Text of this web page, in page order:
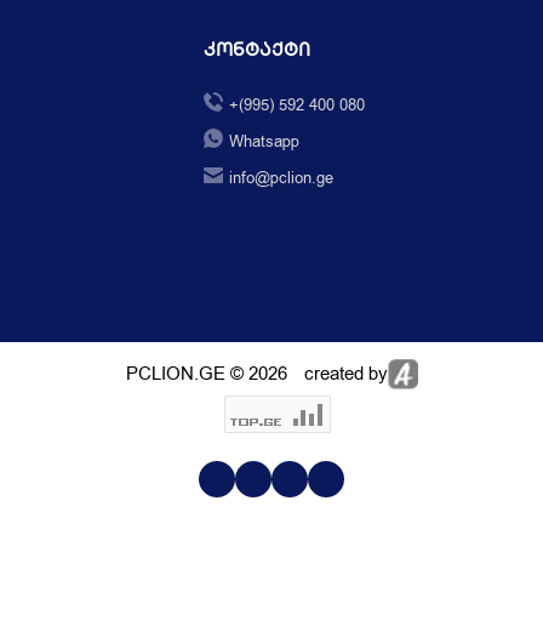
Კონტაქტი
+(995) 592 400 080
Whatsapp
info@pclion.ge
PCLION.GE © 2026 created by